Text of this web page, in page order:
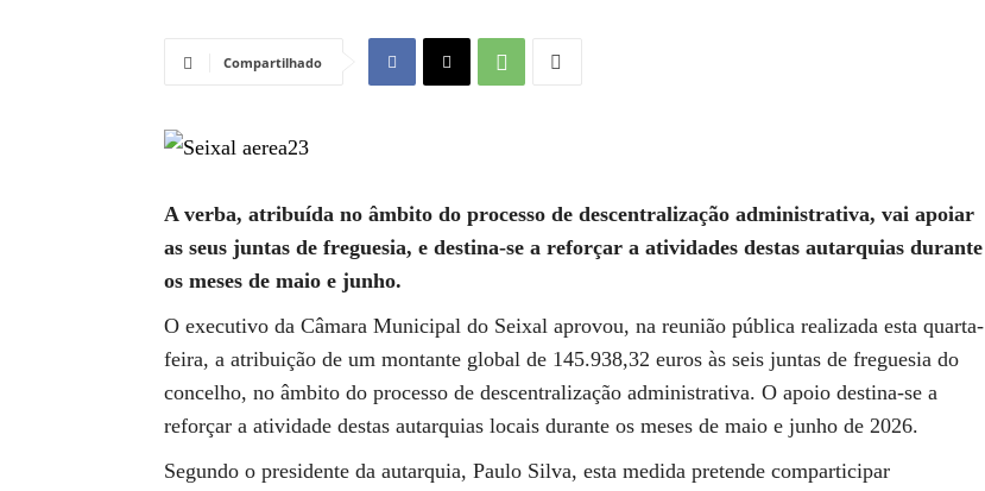
Compartilhado
A verba, atribuída no âmbito do processo de descentralização administrativa, vai apoiar
as seus juntas de freguesia, e destina-se a reforçar a atividades destas autarquias durante
os meses de maio e junho.
O executivo da Câmara Municipal do Seixal aprovou, na reunião pública realizada esta quarta-
feira, a atribuição de um montante global de 145.938,32 euros às seis juntas de freguesia do
concelho, no âmbito do processo de descentralização administrativa. O apoio destina-se a
reforçar a atividade destas autarquias locais durante os meses de maio e junho de 2026.
Segundo o presidente da autarquia, Paulo Silva, esta medida pretende comparticipar